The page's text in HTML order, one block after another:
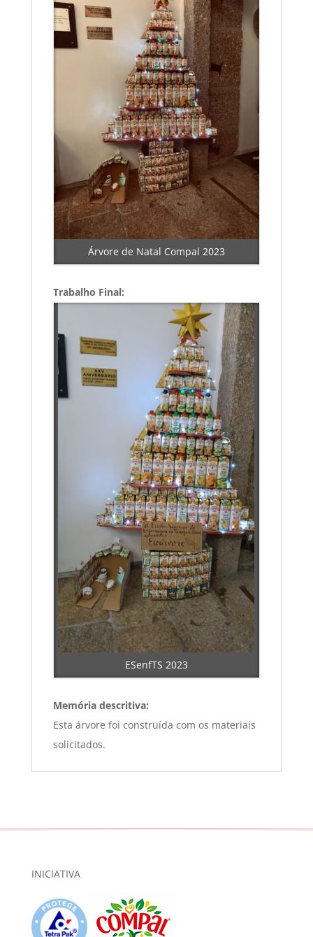
Árvore de Natal Compal 2023
Trabalho Final:
ESenfTS 2023
Memória descritiva:
Esta árvore foi construída com os materiais
solicitados.
INICIATIVA